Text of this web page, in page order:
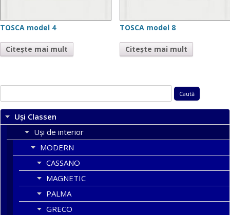
TOSCA model 4
Citește mai mult
TOSCA model 8
Citește mai mult
după:
Uși Classen
Uși de interior
MODERN
CASSANO
MAGNETIC
PALMA
GRECO